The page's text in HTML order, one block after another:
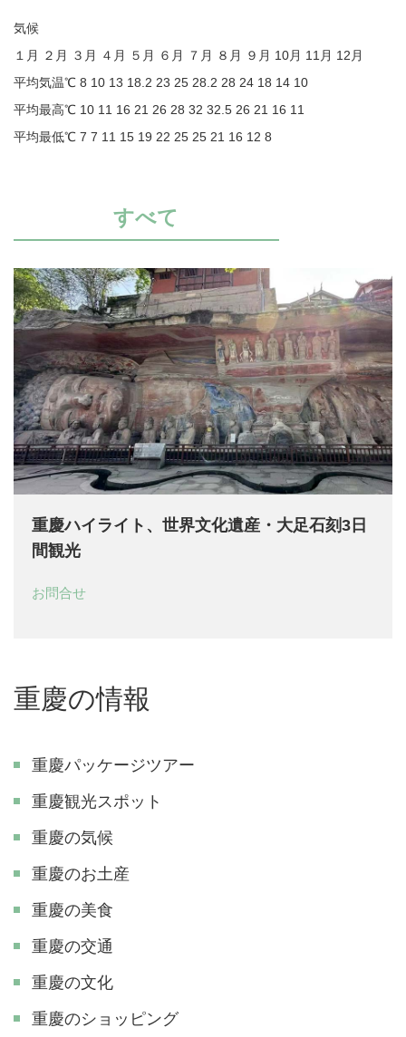
気候
１月 ２月 ３月 ４月 ５月 ６月 ７月 ８月 ９月 10月 11月 12月
平均気温℃ 8 10 13 18.2 23 25 28.2 28 24 18 14 10
平均最高℃ 10 11 16 21 26 28 32 32.5 26 21 16 11
平均最低℃ 7 7 11 15 19 22 25 25 21 16 12 8
すべて
重慶ハイライト、世界文化遺産・大足石刻3日
間観光
お問合せ
重慶の情報
重慶パッケージツアー
重慶観光スポット
重慶の気候
重慶のお土産
重慶の美食
重慶の交通
重慶の文化
重慶のショッピング